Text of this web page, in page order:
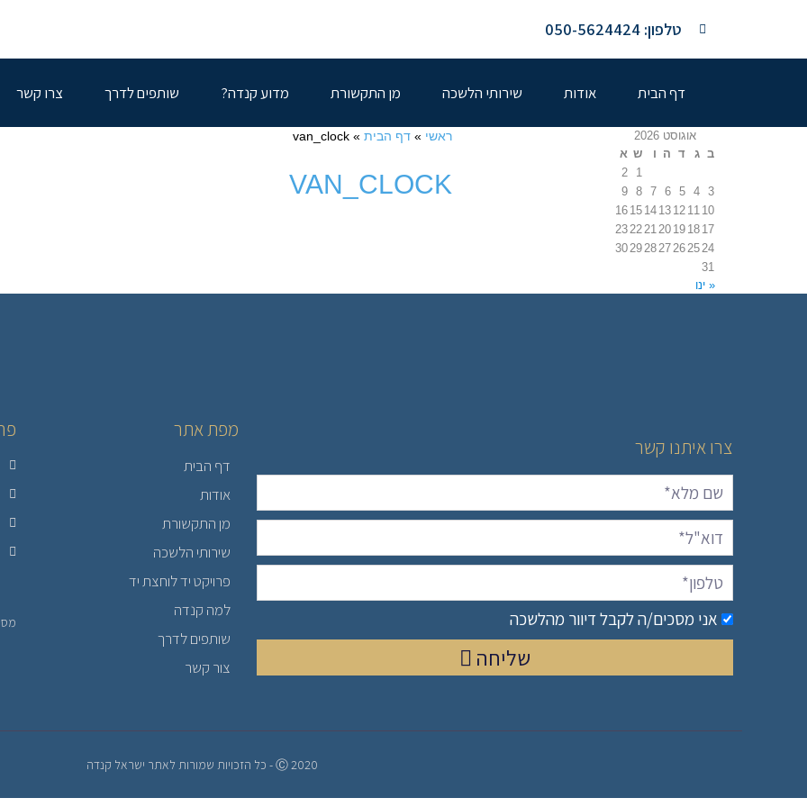
טלפון: 050-5624424
דף הבית אודות שירותי הלשכה מן התקשורת מדוע קנדה? שותפים לדרך צרו קשר
ראשי » דף הבית »
van_clock
VAN_CLOCK
אוגוסט 2026
ב ג ד ה ו ש א
1
2
3
4
5
6
7
8
9
10
11
12
13
14
15
16
17
18
19
20
21
22
23
24
25
26
27
28
29
30
31
« ינו
צרו איתנו קשר
אני מסכים/ה לקבל דיוור מהלשכה
שליחה
מפת אתר
דף הבית
אודות
מן התקשורת
שירותי הלשכה
פרויקט יד לוחצת יד
למה קנדה
שותפים לדרך
צור קשר
Ⓒ 2020 - כל הזכויות שמורות לאתר ישראל קנדה